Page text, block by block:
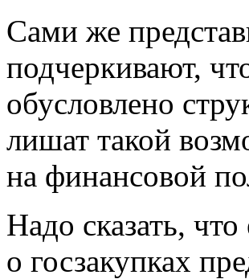
Сами же
подчеркивают,
обусловлено
лишат такой
на финансовой
Надо сказать,
о госзакупках